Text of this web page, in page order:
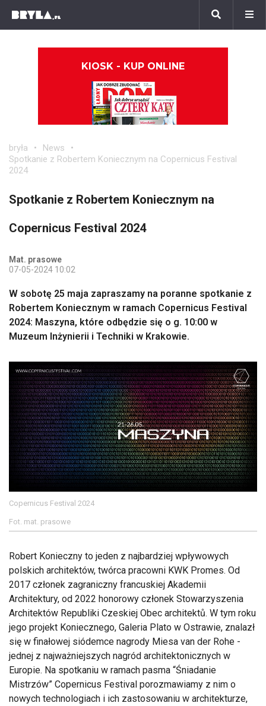
KIOSK - KUP ONLINE
bryła
News
Spotkanie z Robertem Koniecznym na Copernicus Festival
2024
Spotkanie z Robertem Koniecznym na
Copernicus Festival 2024
Mat. prasowe
07-05-2024 10:02
W sobotę 25 maja zapraszamy na poranne spotkanie z
Robertem Koniecznym w ramach Copernicus Festival
2024: Maszyna, które odbędzie się o g. 10:00 w
Muzeum Inżynierii i Techniki w Krakowie.
Copernicus Festival 2024
Fot. mat. prasowe
Robert Konieczny to jeden z najbardziej wpływowych
polskich architektów, twórca pracowni KWK Promes. Od
2017 członek zagraniczny francuskiej Akademii
Architektury, od 2022 honorowy członek Stowarzyszenia
Architektów Republiki Czeskiej Obec architektů. W tym roku
jego projekt Koniecznego, Galeria Plato w Ostrawie, znalazł
się w finałowej siódemce nagrody Miesa van der Rohe -
jednej z najważniejszych nagród architektonicznych w
Europie. Na spotkaniu w ramach pasma “Śniadanie
Mistrzów” Copernicus Festival porozmawiamy z nim o
nowych technologiach i ich zastosowaniu w architekturze,